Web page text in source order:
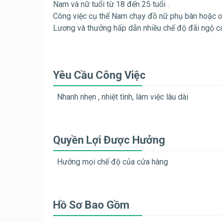
Nam và nữ tuổi từ 18 đến 25 tuổi .
Công việc cụ thể Nam chạy đồ nữ phụ bàn hoặc
Lương và thưởng hấp dẫn nhiều chế độ đãi ngộ
Yêu Cầu Công Việc
Nhanh nhẹn , nhiệt tình, làm việc lâu dài
Quyền Lợi Được Hưởng
Hưởng mọi chế độ của cửa hàng
Hồ Sơ Bao Gồm